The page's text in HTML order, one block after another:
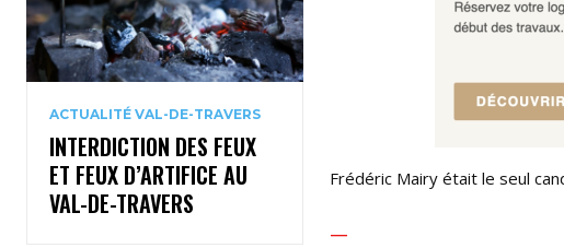
ACTUALITÉ VAL-DE-TRAVERS
INTERDICTION DES FEUX
ET FEUX D’ARTIFICE AU
VAL-DE-TRAVERS
Frédéric Mairy était le seul
—